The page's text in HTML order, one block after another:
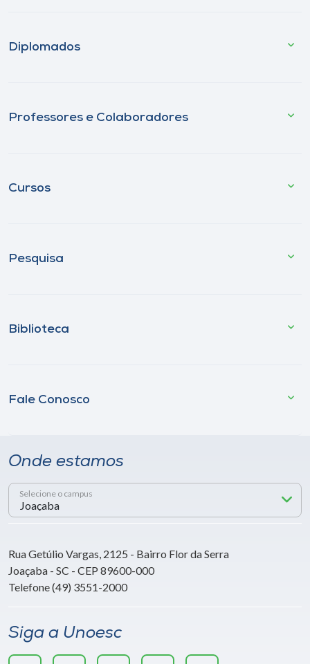
Diplomados
Professores e Colaboradores
Cursos
Pesquisa
Biblioteca
Fale Conosco
Onde estamos
Selecione o campus
Rua Getúlio Vargas, 2125 - Bairro Flor da Serra
Joaçaba - SC - CEP 89600-000
Telefone (49) 3551-2000
Siga a Unoesc